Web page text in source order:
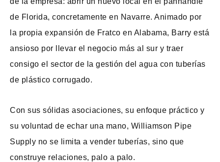
de Florida, concretamente en Navarre. Animado por
la propia expansión de Fratco en Alabama, Barry está
ansioso por llevar el negocio más al sur y traer
consigo el sector de la gestión del agua con tuberías
de plástico corrugado.
Con sus sólidas asociaciones, su enfoque práctico y
su voluntad de echar una mano, Williamson Pipe
Supply no se limita a vender tuberías, sino que
construye relaciones, palo a palo.